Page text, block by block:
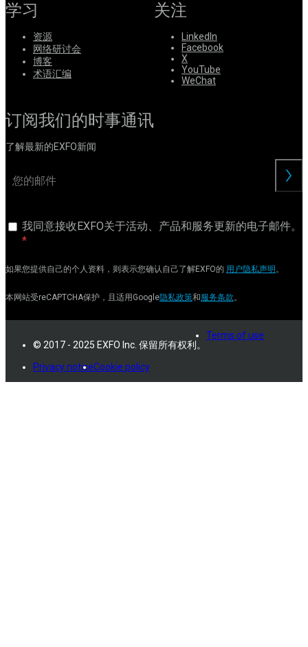
学习
资源
网络研讨会
博客
术语汇编
关注
LinkedIn
Facebook
X
YouTube
WeChat
订阅我们的时事通讯
了解最新的EXFO新闻
我同意接收EXFO关于活动、产品和服务更新的电子邮件。
如果您提供自己的个人资料，则表示您确认自己了解EXFO的 用户隐私声明 。
本网站受reCAPTCHA保护，且适用Google隐私政策和服务条款。
© 2017 - 2025 EXFO Inc. 保留所有权利。
Terms of use
Privacy noticeCookie policy